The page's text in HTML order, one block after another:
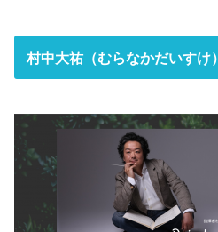
村中大祐（むらなかだいすけ）